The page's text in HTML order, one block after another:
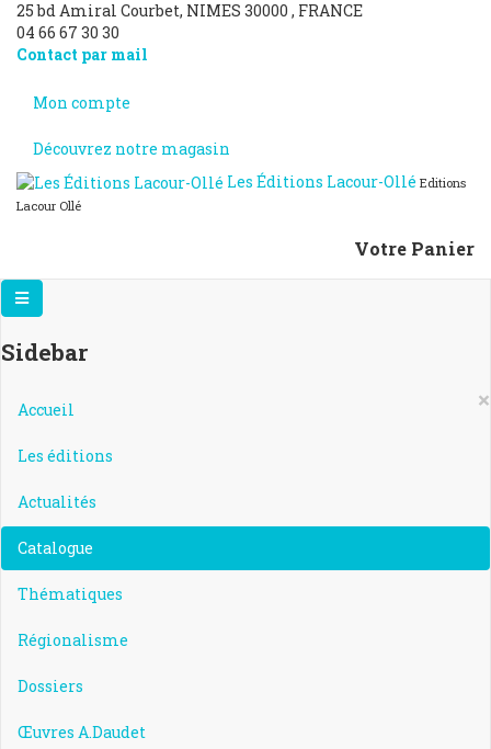
25 bd Amiral Courbet, NIMES 30000 , FRANCE
04 66 67 30 30
Contact par mail
Mon compte
Découvrez notre magasin
Les Éditions Lacour-Ollé Editions
Lacour Ollé
Votre Panier
Sidebar
×
Accueil
Les éditions
Actualités
Catalogue
Thématiques
Régionalisme
Dossiers
Œuvres A.Daudet